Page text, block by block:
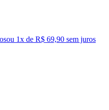
ou 1x de R$ 69,90 sem juros